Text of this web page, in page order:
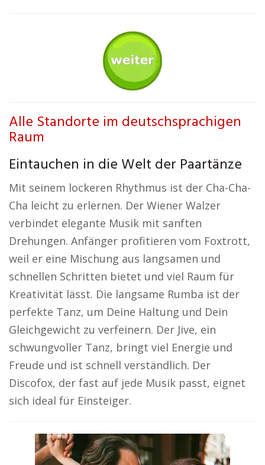
Alle Standorte im deutschsprachigen
Raum
Eintauchen in die Welt der Paartänze
Mit seinem lockeren Rhythmus ist der Cha-Cha-
Cha leicht zu erlernen. Der Wiener Walzer
verbindet elegante Musik mit sanften
Drehungen. Anfänger profitieren vom Foxtrott,
weil er eine Mischung aus langsamen und
schnellen Schritten bietet und viel Raum für
Kreativität lässt. Die langsame Rumba ist der
perfekte Tanz, um Deine Haltung und Dein
Gleichgewicht zu verfeinern. Der Jive, ein
schwungvoller Tanz, bringt viel Energie und
Freude und ist schnell verständlich. Der
Discofox, der fast auf jede Musik passt, eignet
sich ideal für Einsteiger.